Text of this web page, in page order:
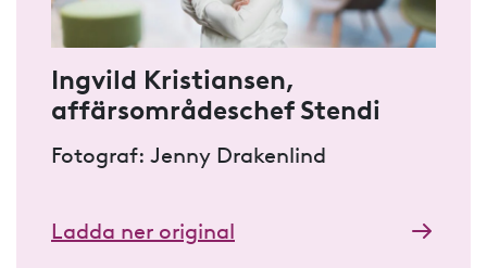
Ingvild Kristiansen,
affärsområdeschef Stendi
Fotograf: Jenny Drakenlind
Ladda ner original